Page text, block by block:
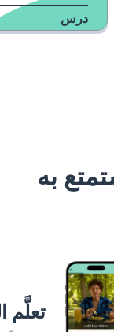
درس
به
تعلَّم